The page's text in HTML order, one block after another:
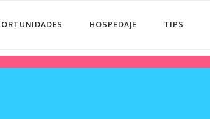
HOSPEDAJE TIPS